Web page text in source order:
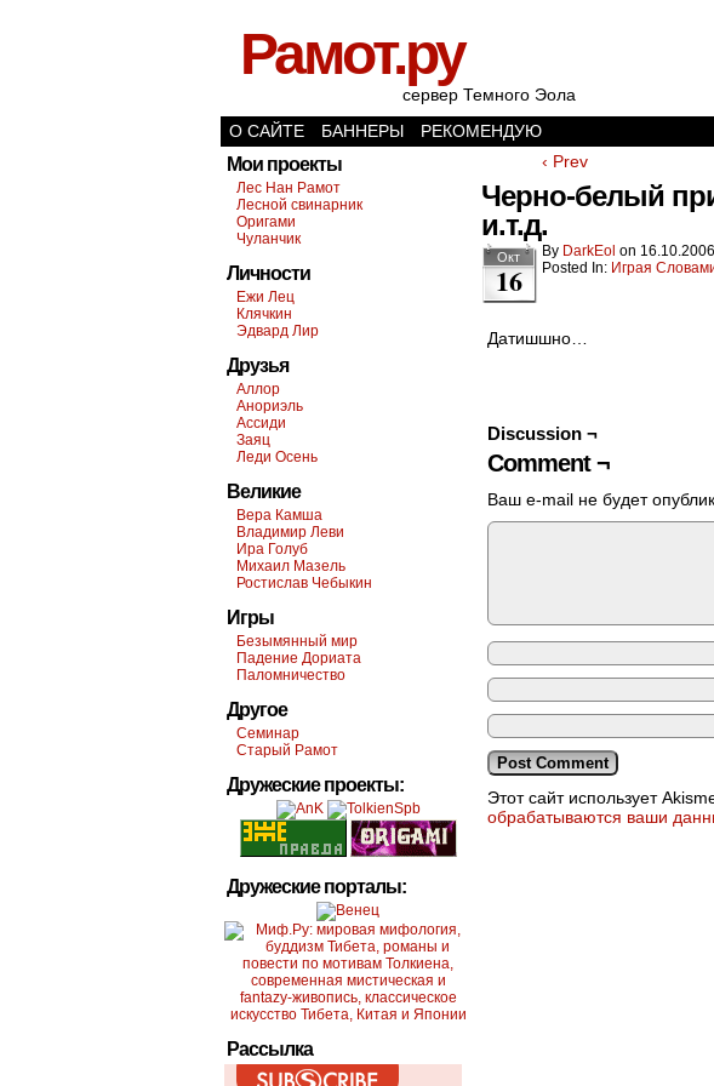
Рамот.ру
сервер Темного Эола
О САЙТЕ
БАННЕРЫ РЕКОМЕНДУЮ
Мои проекты
Лес Нан Рамот
Лесной свинарник
Оригами
Чуланчик
Личности
Ежи Лец
Клячкин
Эдвард Лир
Друзья
Аллор
Анориэль
Ассиди
Заяц
Леди Осень
Великие
Вера Камша
Владимир Леви
Ира Голуб
Михаил Мазель
Ростислав Чебыкин
Игры
Безымянный мир
Падение Дориата
Паломничество
Другое
Семинар
Старый Рамот
Дружеские проекты:
Дружеские порталы:
Рассылка
‹ Prev
Черно-белый
и.т.д.
Окт
16
By DarkEol on 16.10.2006
Posted In: Играя
Датишшно…
Discussion ¬
Comment ¬
Ваш e-mail не будет
Этот сайт использует
обрабатываются ваши